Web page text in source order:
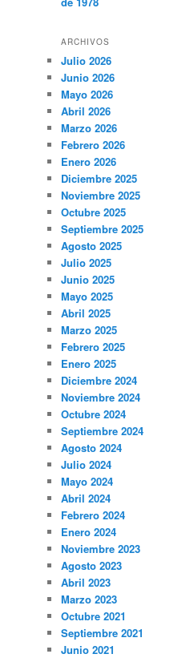
ARCHIVOS
Julio 2026
Junio 2026
Mayo 2026
Abril 2026
Marzo 2026
Febrero 2026
Enero 2026
Diciembre 2025
Noviembre 2025
Octubre 2025
Septiembre 2025
Agosto 2025
Julio 2025
Junio 2025
Mayo 2025
Abril 2025
Marzo 2025
Febrero 2025
Enero 2025
Diciembre 2024
Noviembre 2024
Octubre 2024
Septiembre 2024
Agosto 2024
Julio 2024
Mayo 2024
Abril 2024
Febrero 2024
Enero 2024
Noviembre 2023
Agosto 2023
Abril 2023
Marzo 2023
Octubre 2021
Septiembre 2021
Junio 2021